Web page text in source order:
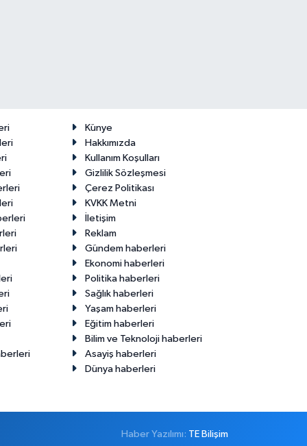
Künye
Hakkımızda
Kullanım Koşulları
Gizlilik Sözleşmesi
Çerez Politikası
KVKK Metni
İletişim
Reklam
Gündem haberleri
Ekonomi haberleri
Politika haberleri
Sağlık haberleri
Yaşam haberleri
Eğitim haberleri
Bilim ve Teknoloji haberleri
Asayiş haberleri
Dünya haberleri
Haber Yazılımı: TE Bilişim